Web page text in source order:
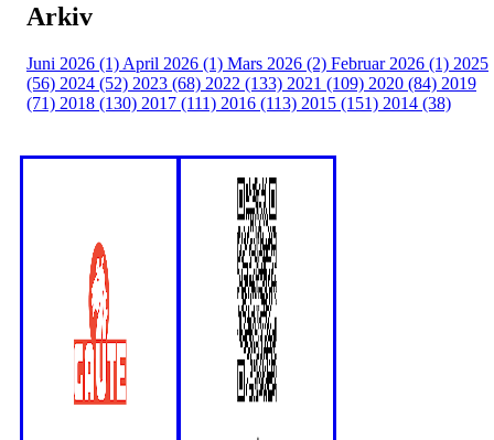
Arkiv
Juni 2026 (1) April 2026 (1) Mars 2026 (2) Februar 2026 (1) 2025
(56) 2024 (52) 2023 (68) 2022 (133) 2021 (109) 2020 (84) 2019
(71) 2018 (130) 2017 (111) 2016 (113) 2015 (151) 2014 (38)